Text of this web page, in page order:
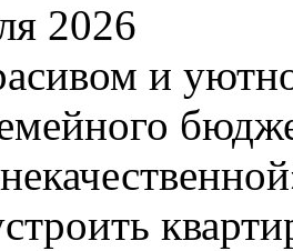
2026
и